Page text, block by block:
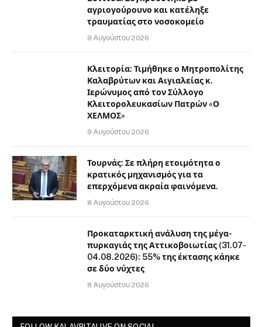
αγριογούρουνο και κατέληξε
τραυματίας στο νοσοκομείο
9 Αυγούστου 2026
Κλειτορία: Τιμήθηκε ο Μητροπολίτης
Καλαβρύτων και Αιγιαλείας κ.
Ιερώνυμος από τον Σύλλογο
Κλειτορολευκασίων Πατρών «Ο
ΧΕΛΜΟΣ»
9 Αυγούστου 2026
Τουρνάς: Σε πλήρη ετοιμότητα ο
κρατικός μηχανισμός για τα
επερχόμενα ακραία φαινόμενα.
8 Αυγούστου 2026
Προκαταρκτική ανάλυση της μέγα-
πυρκαγιάς της Αττικοβοιωτίας (31.07-
04.08.2026): 55% της έκτασης κάηκε
σε δύο νύχτες
8 Αυγούστου 2026